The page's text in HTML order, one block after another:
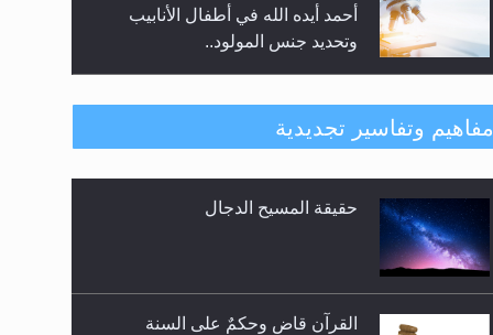
أحمد أيده الله في أطفال الأنابيب
وتحديد جنس المولود..
هل من الصحيح أن ديّة المرأة
المقتولة تساوي نصف ديّة الرجل
هل تعتبر الأشفار الاصطناعية
للوضوء وهل يُسمح الصلاة بها؟
مفاهيم وتفاسير تجديدية
حقيقة المسيح الدجال
القرآن قاضٍ وحكمٌ على السنة